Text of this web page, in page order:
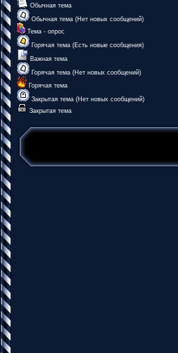
Обычная тема
Обычная тема (Нет новых сообщений)
Тема - опрос
Горячая тема (Есть новые сообщения)
Важная тема
Горячая тема (Нет новых сообщений)
Горячая тема
Закрытая тема (Нет новых сообщений)
Закрытая тема